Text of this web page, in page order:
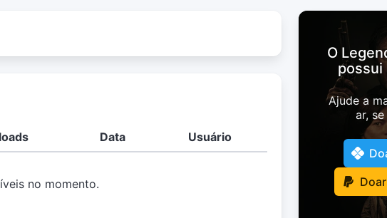
Data Usuário
no momento.
O
possui
Ajude a
ar,